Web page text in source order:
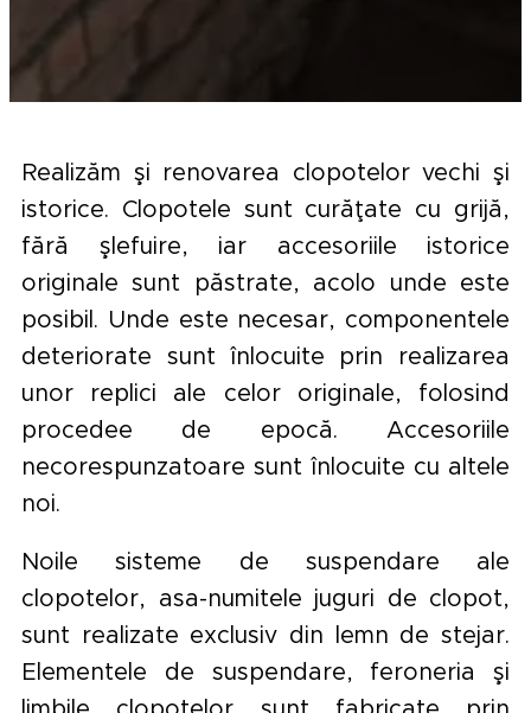
Realizăm şi renovarea clopotelor vechi şi
istorice. Clopotele sunt curăţate cu grijă,
fără şlefuire, iar accesoriile istorice
originale sunt păstrate, acolo unde este
posibil. Unde este necesar, componentele
deteriorate sunt înlocuite prin realizarea
unor replici ale celor originale, folosind
procedee de epocă. Accesoriile
necorespunzatoare sunt înlocuite cu altele
noi.
Noile sisteme de suspendare ale
clopotelor, asa-numitele juguri de clopot,
sunt realizate exclusiv din lemn de stejar.
Elementele de suspendare, feroneria şi